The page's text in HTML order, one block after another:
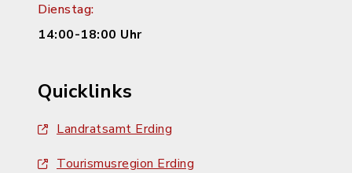
Dienstag:
14:00-18:00 Uhr
Quicklinks
Landratsamt Erding
Tourismusregion Erding